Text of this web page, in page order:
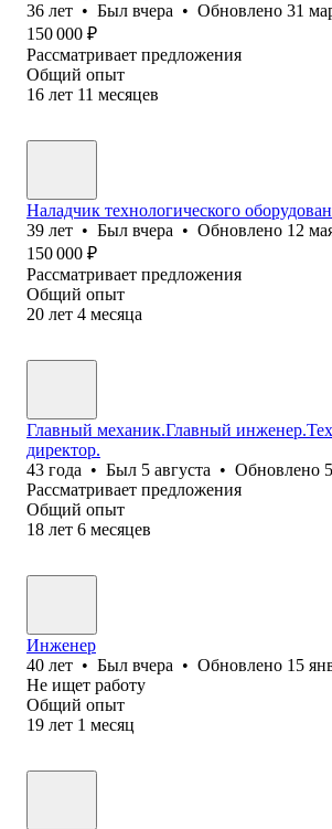
36 лет • Был вчера • Обновлено 31
150 000 ₽
Рассматривает предложения
Общий опыт
16 лет 11 месяцев
Наладчик технологического
39 лет • Был вчера • Обновлено 12
150 000 ₽
Рассматривает предложения
Общий опыт
20 лет 4 месяца
Главный механик.Главный
директор.
43 года • Был 5 августа • Обновлено
Рассматривает предложения
Общий опыт
18 лет 6 месяцев
Инженер
40 лет • Был вчера • Обновлено 15
Не ищет работу
Общий опыт
19 лет 1 месяц